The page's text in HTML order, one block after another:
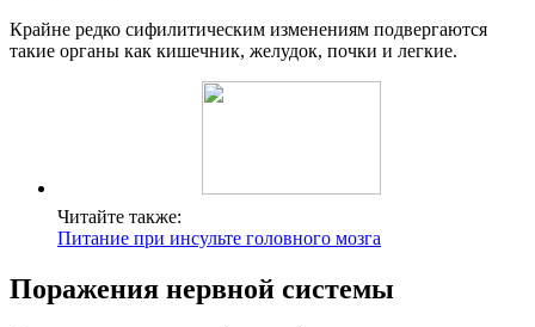
Крайне редко сифилитическим изменениям подвергаются
такие органы как кишечник, желудок, почки и легкие.
Читайте также:
Питание при инсульте головного мозга
Поражения нервной системы